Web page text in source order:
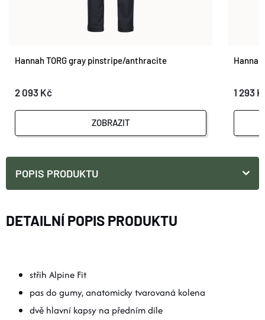
Hannah TORG gray pinstripe/anthracite
2 093 Kč
ZOBRAZIT
1 293
POPIS PRODUKTU
DETAILNÍ POPIS PRODUKTU
střih Alpine Fit
pas do gumy, anatomicky tvarovaná kolena
dvě hlavní kapsy na předním díle